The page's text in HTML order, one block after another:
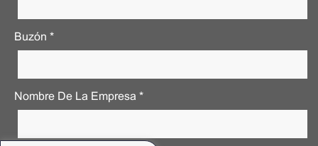
Buzón *
Nombre De La Empresa *